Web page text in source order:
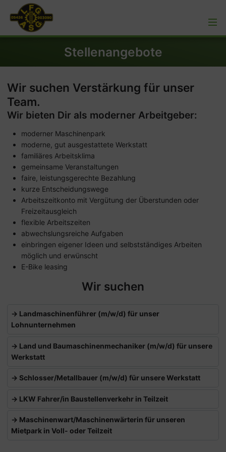
Stellenangebote
Wir suchen Verstärkung für unser
Team.
Wir bieten Dir als moderner Arbeitgeber:
moderner Maschinenpark
moderne, gut ausgestattete Werkstatt
familiäres Arbeitsklima
gemeinsame Veranstaltungen
faire, leistungsgerechte Bezahlung
kurze Entscheidungswege
Arbeitszeitkonto mit Vergütung der Überstunden oder
Freizeitausgleich
flexible Arbeitszeiten
abwechslungsreiche Aufgaben
einbringen eigener Ideen und selbstständiges Arbeiten
möglich und erwünscht
E-Bike leasing
Wir suchen
Landmaschinenführer (m/w/d) für unser
Lohnunternehmen
Land und Baumaschinenmechaniker (m/w/d) für unsere
Werkstatt
Schlosser/Metallbauer (m/w/d) für unsere Werkstatt
LKW Fahrer/in Baustellenverkehr in Teilzeit
Maschinenwart/Maschinenwärterin für unseren
Mietpark in Voll- oder Teilzeit